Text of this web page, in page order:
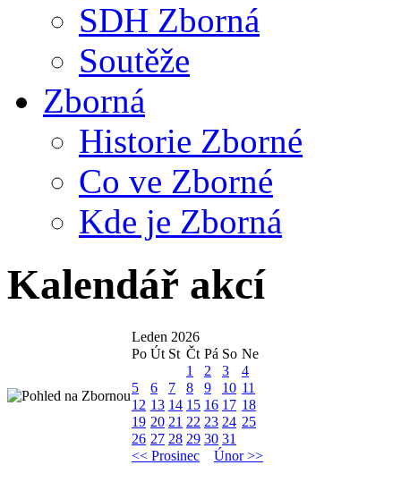
SDH Zborná
Soutěže
Zborná
Historie Zborné
Co ve Zborné
Kde je Zborná
Kalendář akcí
Leden 2026
Po Út St Čt Pá So Ne
1
2 3
4
5
6 7 8 9 10 11
12 13 14 15 16 17 18
19 20 21 22 23 24 25
26 27 28 29 30 31
<< Prosinec
Únor >>